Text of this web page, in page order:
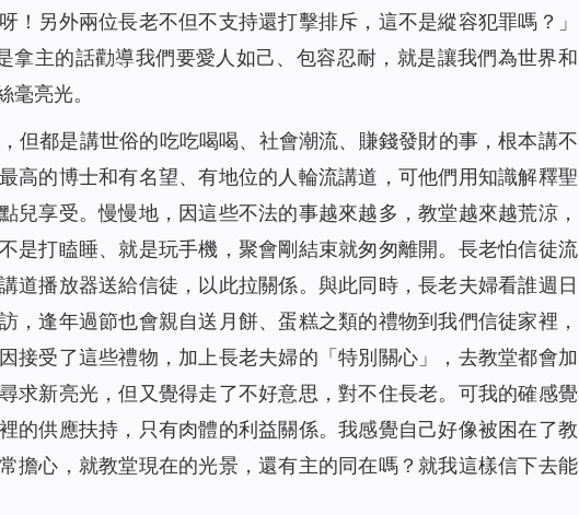
（有聲讀物） 1989 00:00
讀物） 2348 09:26
演員經歷（有聲讀物） 2253 19:40
） 1515 12:06
的愛惜（有聲讀物） 2107 00:00
1858 17:18
聲讀物) 1715 00:00
讀物） 1446 13:35
讀物） 1457 00:00
） 1527 24:10
（有聲讀物） 2049 14:37
！（有聲讀物） 2059 12:30
！另外兩位長老不但不支持還打擊排斥，這不是縱容犯罪嗎？」
拿主的話勸導我們要愛人如己、包容忍耐，就是讓我們為世界和
亮光。
但都是講世俗的吃吃喝喝、社會潮流、賺錢發財的事，根本講不
高的博士和有名望、有地位的人輪流講道，可他們用知識解釋聖
兒享受。慢慢地，因這些不法的事越來越多，教堂越來越荒涼，
是打瞌睡、就是玩手機，聚會剛結束就匆匆離開。長老怕信徒流
道播放器送給信徒，以此拉關係。與此同時，長老夫婦看誰週日
，逢年過節也會親自送月餅、蛋糕之類的禮物到我們信徒家裡，
接受了這些禮物，加上長老夫婦的「特別關心」，去教堂都會加
求新亮光，但又覺得走了不好意思，對不住長老。可我的確感覺
的供應扶持，只有肉體的利益關係。我感覺自己好像被困在了教
擔心，就教堂現在的光景，還有主的同在嗎？就我這樣信下去能